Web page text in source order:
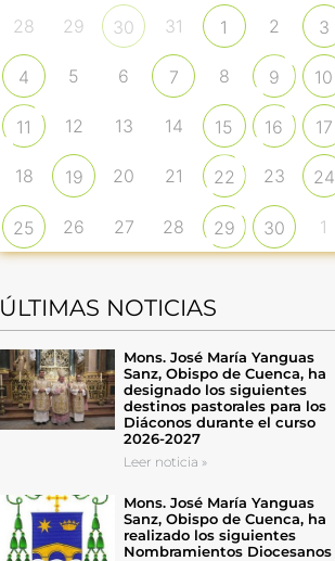
28 29 30 31 1 2 3
4 5 6 7 8 9 10
11 12 13 14 15 16 17
18 19 20 21 22 23 24
25 26 27 28 29 30 1
ÚLTIMAS NOTICIAS
Mons. José María Yanguas
Sanz, Obispo de Cuenca, ha
designado los siguientes
destinos pastorales para los
Diáconos durante el curso
2026-2027
Leer noticia »
Mons. José María Yanguas
Sanz, Obispo de Cuenca, ha
realizado los siguientes
Nombramientos Diocesanos